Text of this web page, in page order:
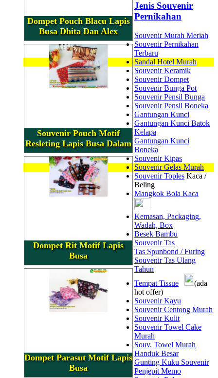
Dompet Pouch Blacu Lapis
Busa Dhita Dan Alex
Souvenir Pouch Motif
Resleting Lapis Busa Dalam
Dompet Rit Motif Lapis
Busa
Dompet Parasut Motif Lapis
Busa
Jenis Souvenir
Pernikahan
Souvenir Murah Meriah
Souvenir Pernikahan
Terbaru
Sandal Hotel Murah
Souvenir Keramik
Souvenir Dompet
Souvenir Bunga Pot
Souvenir Pensil Bunga
Souvenir Pensil Boneka
Gantungan Kunci
Gantungan Kunci Batok
Kelapa
Gantungan Kunci
Boneka
Souvenir Kipas
Souvenir Gelas Murah
Souvenir Toples Kaca /
Beling
Mangkok Bola Kaca
Kemasan, Packaging,
Wadah, Box
Besek Bambu
Souvenir Tas
Tas Spunbond / Furing
Souvenir Tas Ulang
Tahun
Tempat Tissue
(ada
hot offer)
Souvenir Kayu
Souvenir Centong Murah
Souvenir Kulit
Souvenir Towel Cake
Murah
Souv. Towel Murah
Handuk Besar
Gunting Kuku Souvenir
Penjepit Memo